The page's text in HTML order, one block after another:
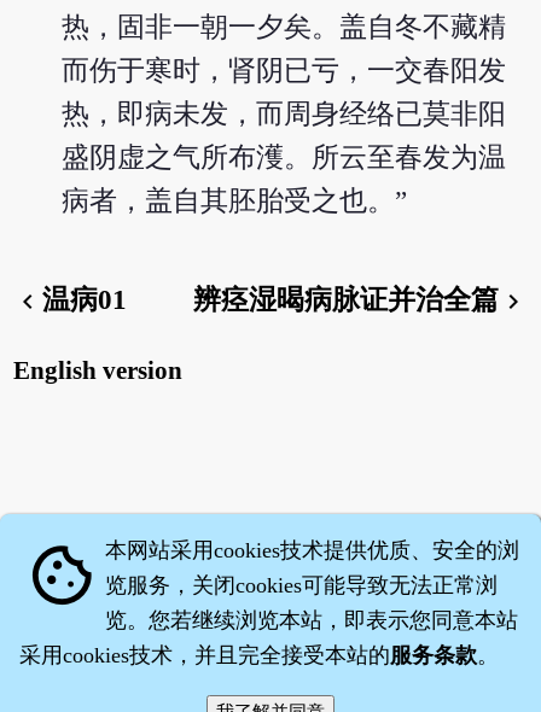
热，固非一朝一夕矣。盖自冬不藏精
而伤于寒时，肾阴已亏，一交春阳发
热，即病未发，而周身经络已莫非阳
盛阴虚之气所布濩。所云至春发为温
病者，盖自其胚胎受之也。”
chevron_left温病01 辨痉湿暍病脉证并治全篇 chevron_right
English version
cookie 本网站采用cookies技术提供优质、安全的浏
览服务，关闭cookies可能导致无法正常浏
览。您若继续浏览本站，即表示您同意本站
采用cookies技术，并且完全接受本站的服务条款。